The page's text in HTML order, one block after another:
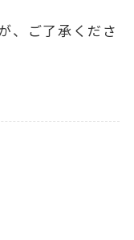
、ご了承くださ